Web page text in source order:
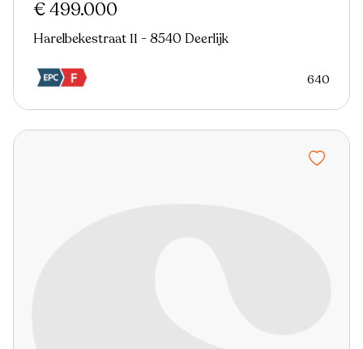
€ 499.000
Harelbekestraat 11 - 8540 Deerlijk
640